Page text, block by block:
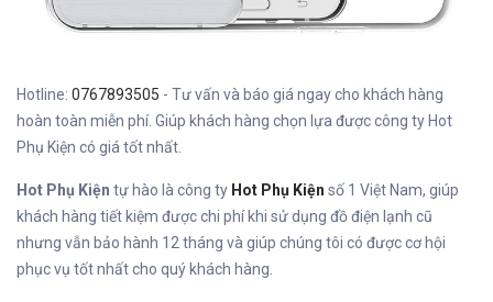
Hotline: 0767893505 - Tư vấn và báo giá ngay cho khách hàng
hoàn toàn miễn phí. Giúp khách hàng chọn lựa được công ty Hot
Phụ Kiện có giá tốt nhất.
Hot Phụ Kiện tự hào là công ty Hot Phụ Kiện số 1 Việt Nam, giúp
khách hàng tiết kiệm được chi phí khi sử dụng đồ điện lạnh cũ
nhưng vẫn bảo hành 12 tháng và giúp chúng tôi có được cơ hội
phục vụ tốt nhất cho quý khách hàng.